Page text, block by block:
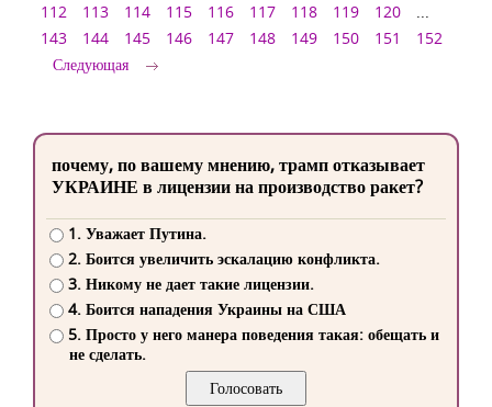
112
113 114 115 116 117 118 119 120
...
143
144 145 146 147 148 149 150 151
152
Следующая
почему, по вашему мнению, трамп отказывает
УКРАИНЕ в лицензии на производство ракет?
1. Уважает Путина.
2. Боится увеличить эскалацию конфликта.
3. Никому не дает такие лицензии.
4. Боится нападения Украины на США
5. Просто у него манера поведения такая: обещать и
не сделать.